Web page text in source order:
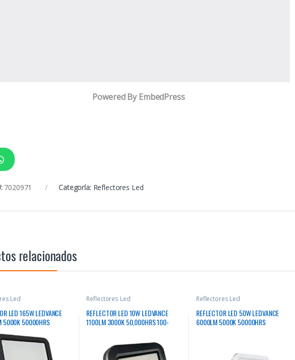
Powered By EmbedPress
7020971 Categoría: Reflectores Led
relacionados
Led
LED 165W LEDVANCE
5000K 50000HRS
Reflectores Led
REFLECTOR LED 10W LEDVANCE
1100LM 3000K 50,000HRS 100-
Reflectores Led
REFLECTOR LED 50W LEDVANCE
6000LM 5000K 50000HRS